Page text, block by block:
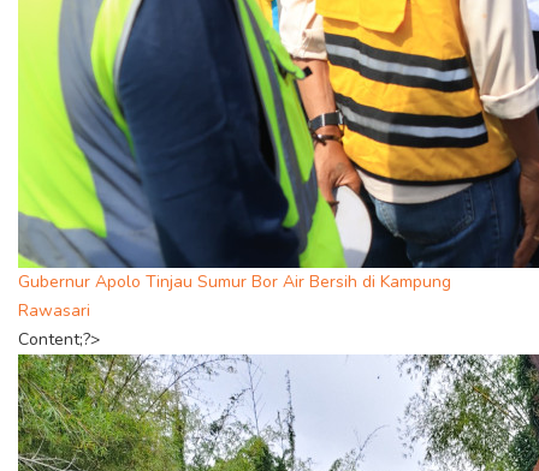
Gubernur Apolo Tinjau Sumur Bor Air Bersih di Kampung
Rawasari
Content;?>